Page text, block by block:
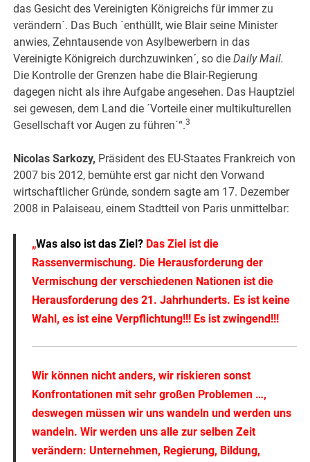
das Gesicht des Vereinigten Königreichs für immer zu
verändern´. Das Buch ´enthüllt, wie Blair seine Minister
anwies, Zehntausende von Asylbewerbern in das
Vereinigte Königreich durchzuwinken´, so dieDaily Mail.
Die Kontrolle der Grenzen habe die Blair-Regierung
dagegen nicht als ihre Aufgabe angesehen. Das Hauptziel
sei gewesen, dem Land die ´Vorteile einer multikulturellen
Gesellschaft vor Augen zu führen´“.3
Nicolas Sarkozy, Präsident des EU-Staates Frankreich von
2007 bis 2012, bemühte erst gar nicht den Vorwand
wirtschaftlicher Gründe, sondern sagte am 17. Dezember
2008 in Palaiseau, einem Stadtteil von Paris unmittelbar:
„Was also ist das Ziel?Das Ziel ist die
Rassenvermischung. Die Herausforderung der
Vermischung der verschiedenen Nationen ist die
Herausforderung des 21. Jahrhunderts. Es ist keine
Wahl, es ist eine Verpflichtung!!! Es ist zwingend!!!
Wir können nicht anders, wir riskieren sonst
Konfrontationen mit sehr großen Problemen …,
deswegen müssen wir uns wandeln und werden uns
wandeln. Wir werden uns alle zur selben Zeit
verändern: Unternehmen, Regierung, Bildung,